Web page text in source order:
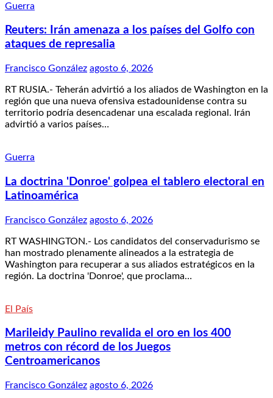
Guerra
Reuters: Irán amenaza a los países del Golfo con
ataques de represalia
Francisco González agosto 6, 2026
RT RUSIA.- Teherán advirtió a los aliados de Washington en la
región que una nueva ofensiva estadounidense contra su
territorio podría desencadenar una escalada regional. Irán
advirtió a varios países…
Guerra
La doctrina 'Donroe' golpea el tablero electoral en
Latinoamérica
Francisco González agosto 6, 2026
RT WASHINGTON.- Los candidatos del conservadurismo se
han mostrado plenamente alineados a la estrategia de
Washington para recuperar a sus aliados estratégicos en la
región. La doctrina 'Donroe', que proclama…
El País
Marileidy Paulino revalida el oro en los 400
metros con récord de los Juegos
Centroamericanos
Francisco González agosto 6, 2026